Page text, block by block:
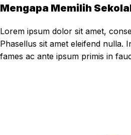
Mengapa Memilih
Lorem ipsum dolor sit amet,
Phasellus sit amet eleifend nulla.
fames ac ante ipsum primis in